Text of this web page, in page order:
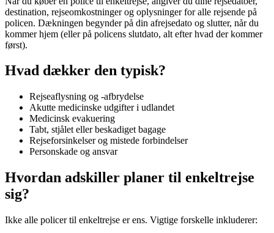
destination, rejseomkostninger og oplysninger for alle rejsende på
policen. Dækningen begynder på din afrejsedato og slutter, når du
kommer hjem (eller på policens slutdato, alt efter hvad der kommer
først).
Hvad dækker den typisk?
Rejseaflysning og -afbrydelse
Akutte medicinske udgifter i udlandet
Medicinsk evakuering
Tabt, stjålet eller beskadiget bagage
Rejseforsinkelser og mistede forbindelser
Personskade og ansvar
Hvordan adskiller planer til enkeltrejse
sig?
Ikke alle policer til enkeltrejse er ens. Vigtige forskelle inkluderer: